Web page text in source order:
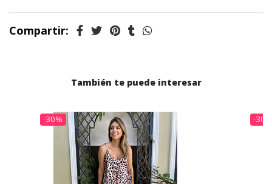
Compartir:
También te puede interesar
-30% -30%